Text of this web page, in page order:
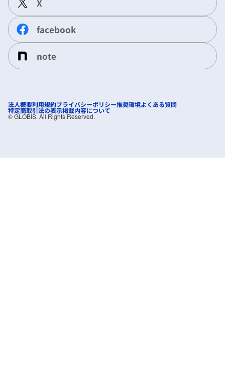
X
facebook
note
法人概要利用規約プライバシーポリシー推奨環境よくある質問
特定商取引法の表示掲載内容について
©︎ GLOBIS. All Rights Reserved.